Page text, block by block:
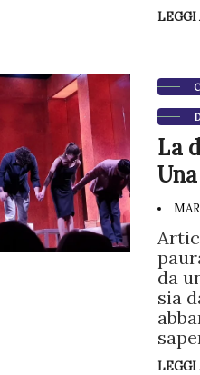
LEGGI
La
da
sia
LEGGI